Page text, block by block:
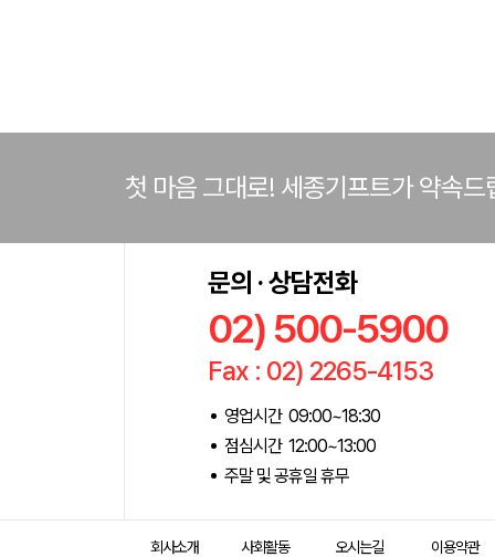
첫 마음 그대로! 세종기프트가 약속드
문의 · 상담전화
02) 500-5900
Fax : 02) 2265-4153
영업시간 09:00~18:30
점심시간 12:00~13:00
주말 및 공휴일 휴무
회사소개 사회활동 오시는길 이용약관